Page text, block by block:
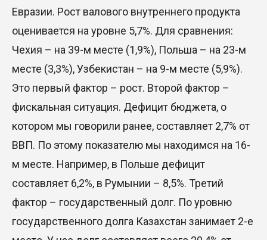
Евразии. Рост валового внутреннего продукта
оценивается на уровне 5,7%. Для сравнения:
Чехия – на 39-м месте (1,9%), Польша – на 23-м
месте (3,3%), Узбекистан – на 9-м месте (5,9%).
Это первый фактор – рост. Второй фактор –
фискальная ситуация. Дефицит бюджета, о
котором мы говорили ранее, составляет 2,7% от
ВВП. По этому показателю мы находимся на 16-
м месте. Например, в Польше дефицит
составляет 6,2%, в Румынии – 8,5%. Третий
фактор – государственный долг. По уровню
государственного долга Казахстан занимает 2-е